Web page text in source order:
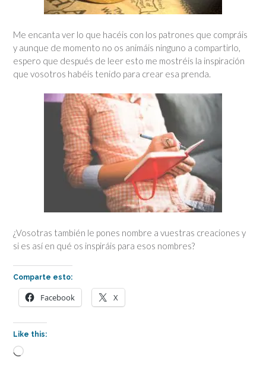
Me encanta ver lo que hacéis con los patrones que compráis
y aunque de momento no os animáis ninguno a compartirlo,
espero que después de leer esto me mostréis la inspiración
que vosotros habéis tenido para crear esa prenda.
¿Vosotras también le pones nombre a vuestras creaciones y
si es así en qué os inspiráis para esos nombres?
Comparte esto:
Facebook X
Like this:
Loading…